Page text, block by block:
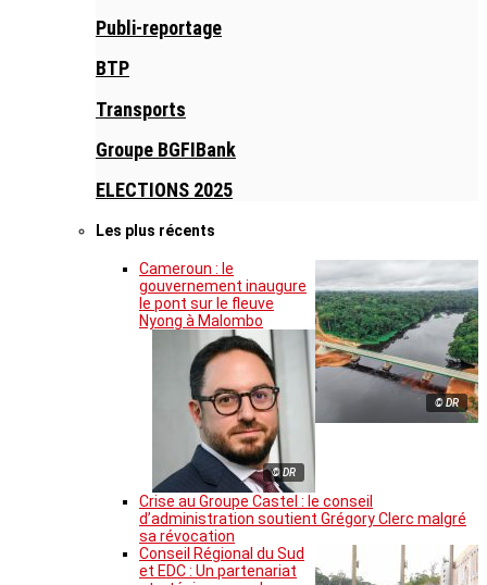
Publi-reportage
BTP
Transports
Groupe BGFIBank
ELECTIONS 2025
Les plus récents
© DR
Cameroun : le
gouvernement inaugure
le pont sur le fleuve
Nyong à Malombo
© DR
Crise au Groupe Castel : le conseil
d’administration soutient Grégory Clerc malgré
sa révocation
Conseil Régional du Sud
et EDC : Un partenariat